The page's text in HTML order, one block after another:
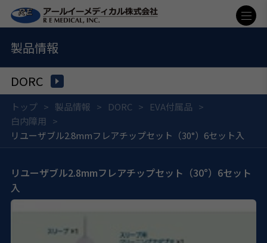
製品情報
DORC
トップ 製品情報 DORC
EVA付属品
白内障用
リユーザブル2.8mmフレアチップセット（30°）6セット入
リユーザブル2.8mmフレアチップセット（30°）6セット
入